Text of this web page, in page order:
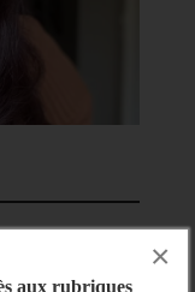
aux rubriques
×